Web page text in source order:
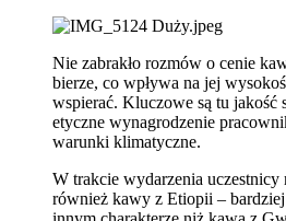
Nie zabrakło rozmów o cenie
bierze, co wpływa na jej
wspierać. Kluczowe są tu jakość
etyczne wynagrodzenie
warunki klimatyczne.
W trakcie wydarzenia
również kawy z Etiopii –